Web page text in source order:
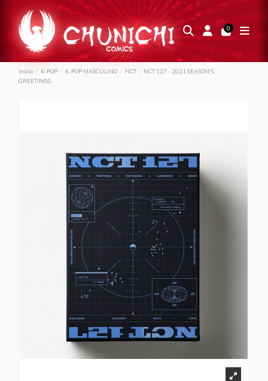
0
Inicio K-POP K-POP MASCULINO NCT
NCT 127 - 2021 SEASON'S
GREETINGS